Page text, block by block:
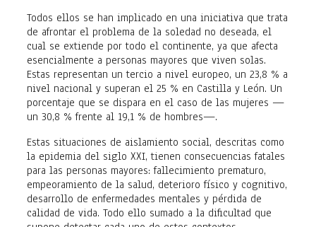
Todos ellos se han implicado en una iniciativa que trata
de afrontar el problema de la soledad no deseada, el
cual se extiende por todo el continente, ya que afecta
esencialmente a personas mayores que viven solas.
Estas representan un tercio a nivel europeo, un 23,8 % a
nivel nacional y superan el 25 % en Castilla y León. Un
porcentaje que se dispara en el caso de las mujeres —
un 30,8 % frente al 19,1 % de hombres—.
Estas situaciones de aislamiento social, descritas como
la epidemia del siglo XXI, tienen consecuencias fatales
para las personas mayores: fallecimiento prematuro,
empeoramiento de la salud, deterioro físico y cognitivo,
desarrollo de enfermedades mentales y pérdida de
calidad de vida. Todo ello sumado a la dificultad que